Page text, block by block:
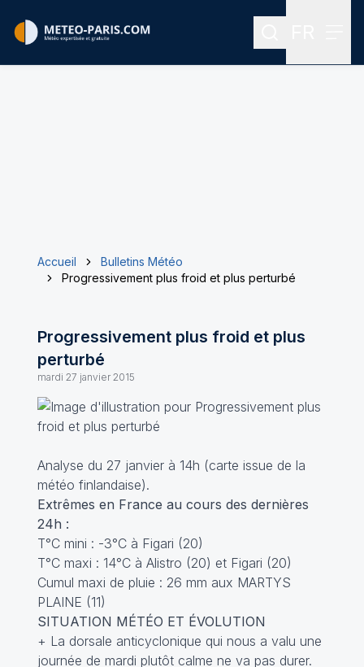
Rechercher
Accueil
Bulletins Météo
Progressivement plus froid et plus perturbé
Progressivement plus froid et plus
perturbé
mardi 27 janvier 2015
Analyse du 27 janvier à 14h (carte issue de la
météo finlandaise).
Extrêmes en France au cours des dernières
24h :
T°C mini : -3°C à Figari (20)
T°C maxi : 14°C à Alistro (20) et Figari (20)
Cumul maxi de pluie : 26 mm aux MARTYS
PLAINE (11)
SITUATION MÉTÉO ET ÉVOLUTION
+ La dorsale anticyclonique qui nous a valu une
journée de mardi plutôt calme ne va pas durer.